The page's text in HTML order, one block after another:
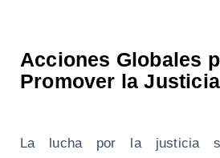
Acciones Globales
Promover la
La lucha por la justicia